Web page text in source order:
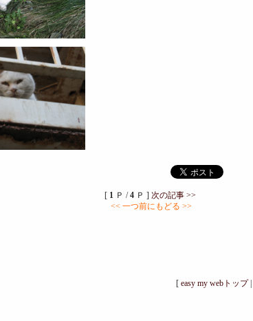
[ 1Ｐ /4Ｐ ] 次の記事 >>
<< 一つ前にもどる >>
[ easy my webトップ|